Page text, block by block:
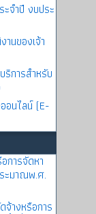
ะจำปี งบประ
นของเจ้า
ริการสำหรับ
อนไลน์ (E-
การจัดหา
ะมาณพ.ศ.
จ้างหรือการ